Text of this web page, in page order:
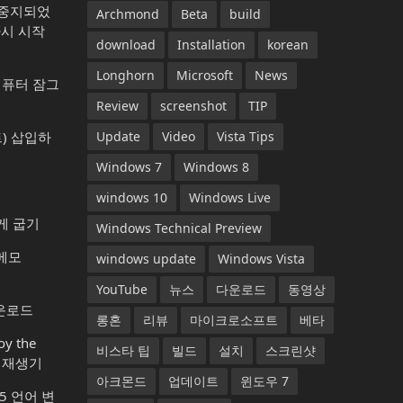
지되었
시작
터 잠그
삽입하
굽기
모
로드
the
생기
언어 변
Archmond Beta
build
download
Installation
korean
Longhorn
Microsoft
News
Review
screenshot
TIP
Update
Video
Vista Tips
Windows 7
Windows 8
windows 10
Windows Live
Windows Technical Preview
windows update
Windows Vista
YouTube
뉴스 다운로드
동영상
롱혼
리뷰 마이크로소프트
베타
비스타 팁
빌드 설치
스크린샷
아크몬드
업데이트 윈도우 7